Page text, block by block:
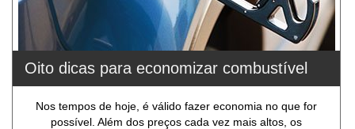
Oito dicas para economizar combustível
Nos tempos de hoje, é válido fazer economia no que for
possível. Além dos preços cada vez mais altos, os